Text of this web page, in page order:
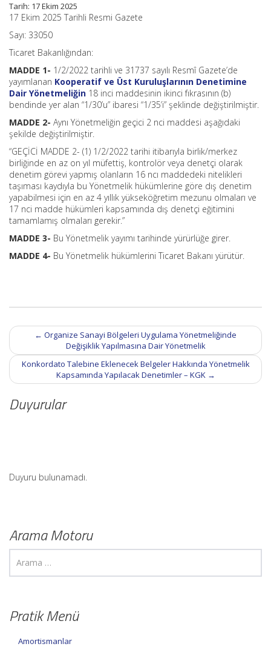
Tarih: 17 Ekim 2025
17 Ekim 2025 Tarihli Resmi Gazete
Sayı: 33050
Ticaret Bakanlığından:
MADDE 1- 1/2/2022 tarihli ve 31737 sayılı Resmî Gazete’de
yayımlanan Kooperatif ve Üst Kuruluşlarının Denetimine
Dair Yönetmeliğin 18 inci maddesinin ikinci fıkrasının (b)
bendinde yer alan “1/30’u” ibaresi “1/35’i” şeklinde değiştirilmiştir.
MADDE 2- Aynı Yönetmeliğin geçici 2 nci maddesi aşağıdaki
şekilde değiştirilmiştir.
“GEÇİCİ MADDE 2- (1) 1/2/2022 tarihi itibarıyla birlik/merkez
birliğinde en az on yıl müfettiş, kontrolör veya denetçi olarak
denetim görevi yapmış olanların 16 ncı maddedeki nitelikleri
taşıması kaydıyla bu Yönetmelik hükümlerine göre dış denetim
yapabilmesi için en az 4 yıllık yükseköğretim mezunu olmaları ve
17 nci madde hükümleri kapsamında dış denetçi eğitimini
tamamlamış olmaları gerekir.”
MADDE 3- Bu Yönetmelik yayımı tarihinde yürürlüğe girer.
MADDE 4- Bu Yönetmelik hükümlerini Ticaret Bakanı yürütür.
Post
navigation
← Organize Sanayi Bölgeleri Uygulama Yönetmeliğinde
Değişiklik Yapılmasına Dair Yönetmelik
Konkordato Talebine Eklenecek Belgeler Hakkında Yönetmelik
Kapsamında Yapılacak Denetimler – KGK →
Duyurular
Duyuru bulunamadı.
Arama Motoru
Pratik Menü
Amortismanlar